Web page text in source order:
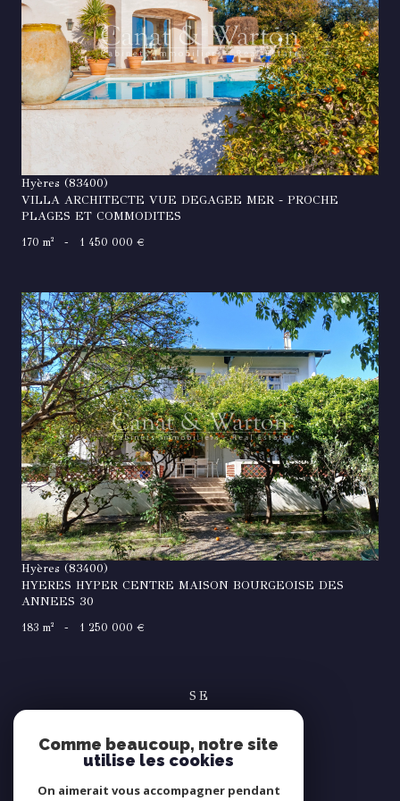
VOIR LE BIEN
Hyères (83400)
VILLA ARCHITECTE VUE DEGAGEE MER - PROCHE
PLAGES ET COMMODITES
170 m² - 1 450 000 €
VOIR LE BIEN
Hyères (83400)
HYERES HYPER CENTRE MAISON BOURGEOISE DES
ANNEES 30
183 m² - 1 250 000 €
SE
connecter
espace propriétaire
NOUS
Comme beaucoup, notre site
utilise les cookies
On aimerait vous accompagner pendant